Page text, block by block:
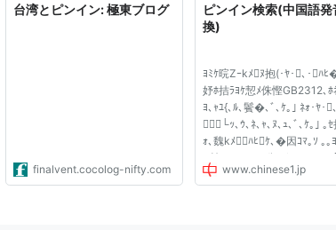
台湾とピンイン: 極東ブログ
finalvent.cocolog-nifty.com
ピンイン検索(中国語発
換)
ﾖﾐｹ晥Zｰkﾒﾇ抱(･ﾔ･､･ﾊﾋ
妤ﾎ拮ﾗﾖｹ恝ﾒ侏慳GB2312､ﾎ
ﾖ､ｬﾕ{､ﾙ､鬢�､ﾞ､ｹ｡｣ ﾈｫ･ﾔ･
└ｯ､ｳ､ﾈ､ｬ､ﾇ､ｭ､ﾞ､ｹ｡｣ ｡ｾ
ｫ､魏kﾒﾊﾋｹ､�因ｺﾏ｡ｿ ｡｡
Z拮ﾗﾖ､�ﾁｦ叭､ﾋﾈ�､�､ﾆ｡｢
�･ﾃ･ｯ､ｷ､ﾆ､ｯ､ﾀ､ｵ､､｡｣ ｡ｾﾒ
www.chinese1.jp